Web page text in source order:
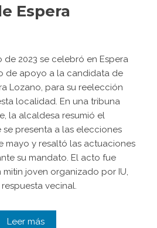
Espera
de 2023 se celebró en Espera
de apoyo a la candidata de
Lozano, para su reelección
localidad. En una tribuna
la alcaldesa resumió el
presenta a las elecciones
mayo y resaltó las actuaciones
su mandato. El acto fue
joven organizado por IU,
vecinal.
Leer más